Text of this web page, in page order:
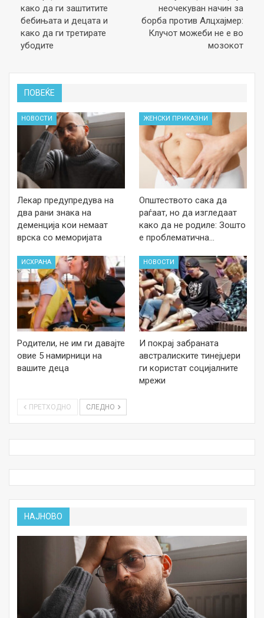
како да ги заштитите
бебињата и децата и
како да ги третирате
убодите
неочекуван начин за
борба против Алцхајмер:
Клучот можеби не е во
мозокот
ПОВЕЌЕ
НОВОСТИ
Лекар предупредува на
два рани знака на
деменција кои немаат
врска со меморијата
ЖЕНСКИ ПРИКАЗНИ
Општеството сака да
раѓаат, но да изгледаат
како да не родиле: Зошто
е проблематична…
ИСХРАНА
Родители, не им ги давајте
овие 5 намирници на
вашите деца
НОВОСТИ
И покрај забраната
австралиските тинејџери
ги користат социјалните
мрежи
ПРЕТХОДНО СЛЕДНО
НАЈНОВО